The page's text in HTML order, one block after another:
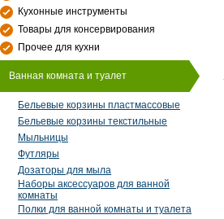
Кухонные инструменты
Товары для консервирования
Прочее для кухни
Ванная комната и туалет
Бельевые корзины пластмассовые
Бельевые корзины текстильные
Мыльницы
Футляры
Дозаторы для мыла
Наборы аксессуаров для ванной
комнаты
Полки для ванной комнаты и туалета